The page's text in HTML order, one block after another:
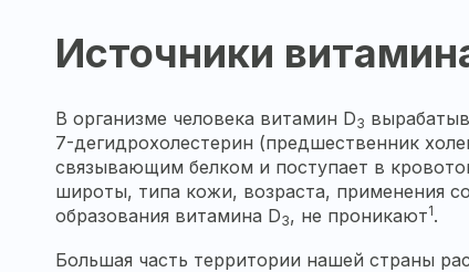
Источники
В организме человека витамин D3
7-дегидрохолестерин (предшественник
связывающим белком и поступает в
широты, типа кожи, возраста, применения
образования витамина D3, не проникают1.
Большая часть территории нашей страны